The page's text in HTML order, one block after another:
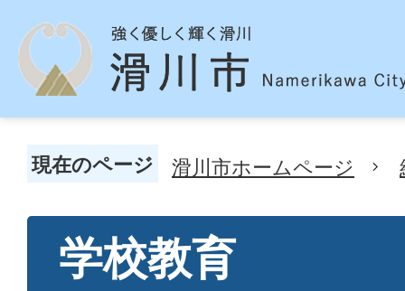
現在のページ 滑川市ホームページ
学校教育